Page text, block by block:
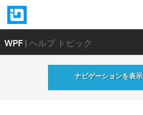
WPF| ヘルプ トピック
ナビゲーションを表示